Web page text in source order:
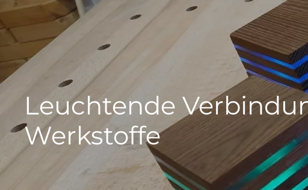
Leuchtende
Werkstoffe